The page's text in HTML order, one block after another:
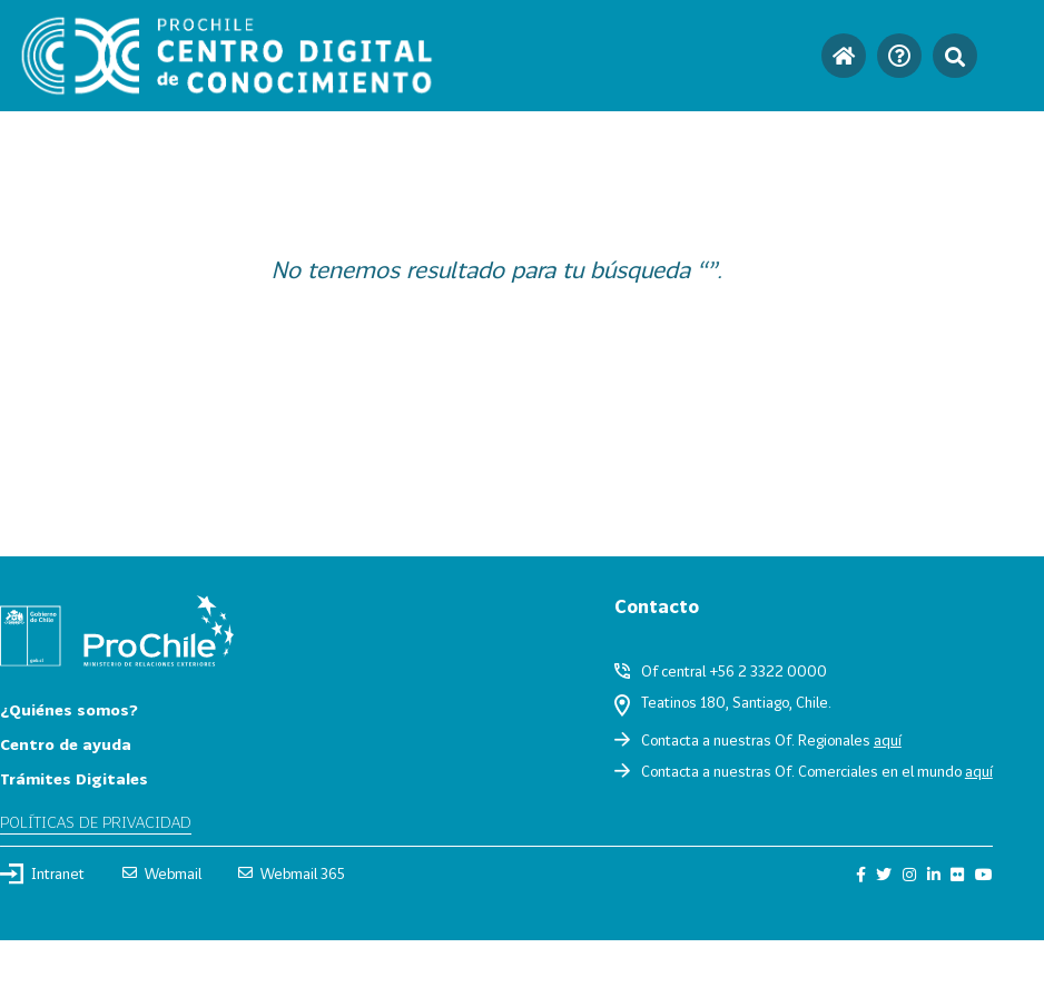
No tenemos resultado para tu búsqueda “”.
¿Quiénes somos?
Centro de ayuda
Trámites Digitales
POLÍTICAS DE PRIVACIDAD
Contacto
Of central +56 2 3322 0000
Teatinos 180, Santiago, Chile.
Contacta a nuestras Of. Regionales aquí
Contacta a nuestras Of. Comerciales en el mundoaquí
Intranet Webmail Webmail 365